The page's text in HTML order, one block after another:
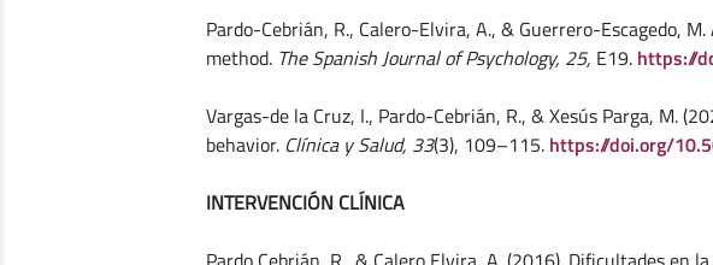
Pardo-Cebrián, R., Calero-Elvira, A., & Guerrero-Escagedo,
method. The Spanish Journal of Psychology, 25, E19. https://
Vargas-de la Cruz, I., Pardo-Cebrián, R., & Xesús Parga, M.
behavior. Clínica y Salud, 33(3), 109–115. https://doi.org/
INTERVENCIÓN CLÍNICA